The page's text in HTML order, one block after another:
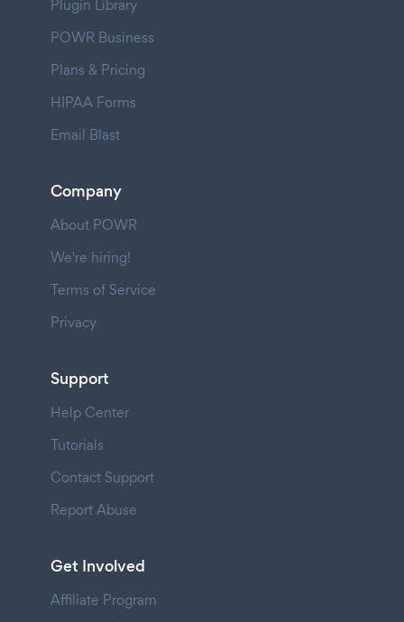
Plugin Library
POWR Business
Plans & Pricing
HIPAA Forms
Email Blast
Company
About POWR
We're hiring!
Terms of Service
Privacy
Support
Help Center
Tutorials
Contact Support
Report Abuse
Get Involved
Affiliate Program